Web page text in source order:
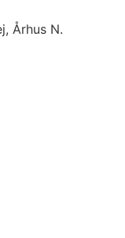
Århus N.